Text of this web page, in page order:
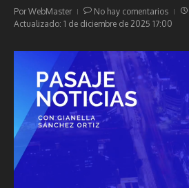
PorWebMaster No hay comentarios
Actualizado: 1 de diciembre de 2025 17:00